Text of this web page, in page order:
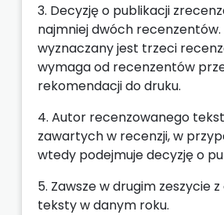
3. Decyzję o publikacji
najmniej dwóch
wyznaczany jest trzeci
wymaga od recenzentów
rekomendacji do druku.
4. Autor recenzowanego
zawartych w recenzji, w
wtedy podejmuje decyzję o
5. Zawsze w drugim zeszycie
teksty w danym roku.